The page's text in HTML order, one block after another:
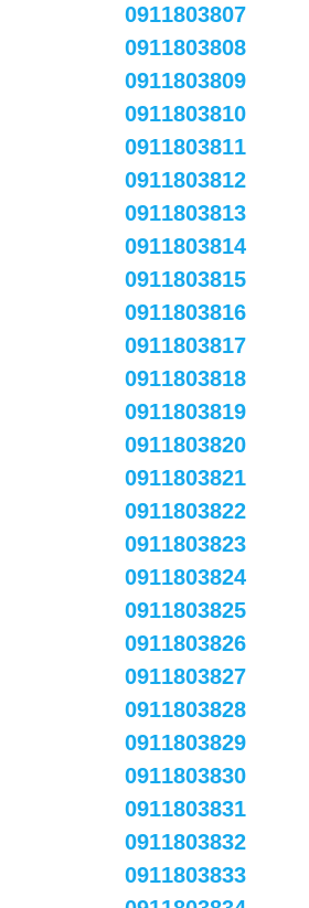
0911803807
0911803808
0911803809
0911803810
0911803811
0911803812
0911803813
0911803814
0911803815
0911803816
0911803817
0911803818
0911803819
0911803820
0911803821
0911803822
0911803823
0911803824
0911803825
0911803826
0911803827
0911803828
0911803829
0911803830
0911803831
0911803832
0911803833